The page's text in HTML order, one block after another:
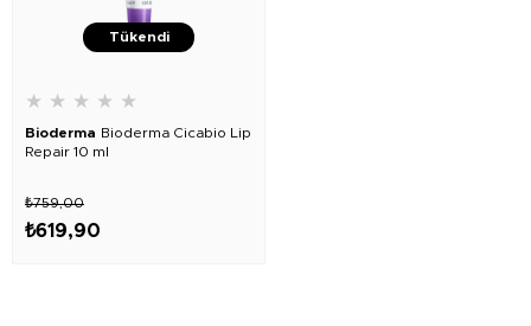
Tükendi
★ ★ ★ ★ ★
Bioderma Bioderma Cicabio Lip
Repair 10 ml
₺619,90
₺759,00